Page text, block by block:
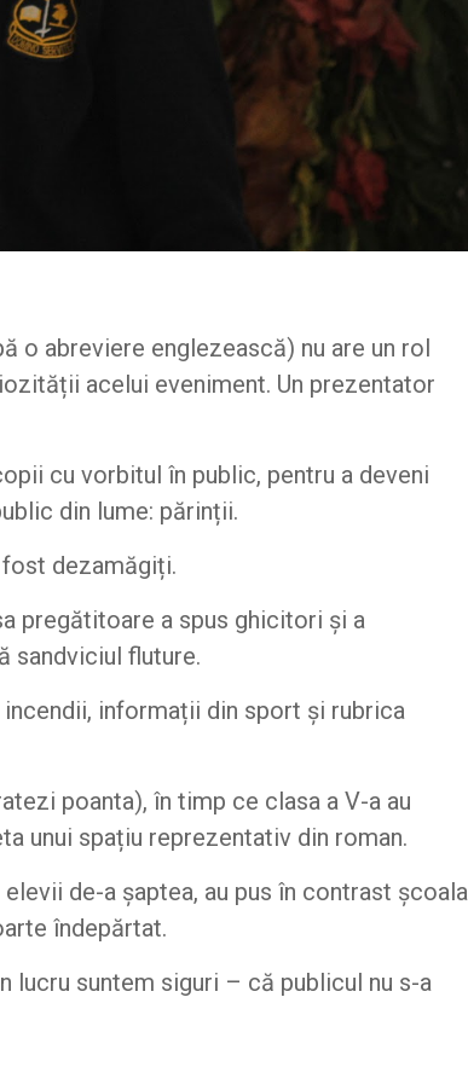
o abreviere englezească) nu are un rol
acelui eveniment. Un prezentator
cu vorbitul în public, pentru a deveni
din lume: părinții.
dezamăgiți.
pregătitoare a spus ghicitori și a
sandviciul fluture.
informații din sport și rubrica
poanta), în timp ce clasa a V-a au
unui spațiu reprezentativ din roman.
de-a șaptea, au pus în contrast școala
îndepărtat.
lucru suntem siguri – că publicul nu s-a